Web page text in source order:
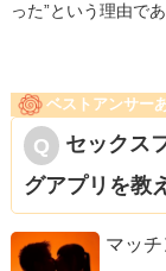
った”という理由で
ベストアンサー
セックス
グアプリを教
マッ